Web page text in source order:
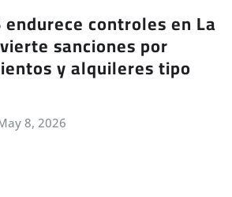
endurece controles en La
sanciones por
y alquileres tipo
8, 2026